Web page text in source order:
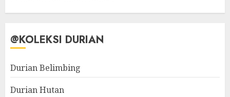
@KOLEKSI DURIAN
Durian Belimbing
Durian Hutan